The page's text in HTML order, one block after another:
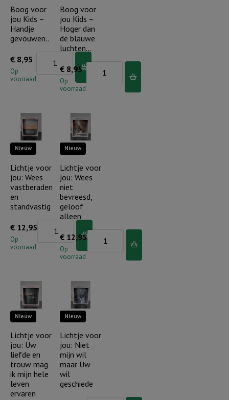
zegent
regenboog
zegent
regenboog/bloemen
aantal
Boog voor
jou Kids –
Handje
gevouwen..
€ 8,95
Op
voorraad
-
Handje
gevouwen..
aantal
Boog voor
jou Kids –
Hoger dan
de blauwe
luchten…
€ 8,95
Op
voorraad
Boog
voor
-
Hoger
de
blauwe
luchten...
Nieuw
Lichtje voor
jou: Wees
vastberaden
en
standvastig
€ 12,95
Op
voorraad
vastberaden
en
standvastig
Nieuw
Lichtje voor
jou: Wees
niet
bevreesd,
geloof
alleen
€ 12,95
Op
voorraad
Lichtje
voor
niet
bevreesd,
alleen
aantal
Nieuw
Lichtje voor
jou: Uw
liefde en
trouw mag
ik mijn hele
leven
ervaren
Nieuw
Lichtje voor
jou: Niet
mijn wil
maar Uw
wil
geschiede